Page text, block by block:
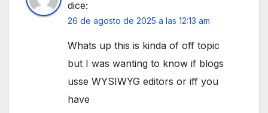
dice:
26 de agosto de 2025 a las 12:13 am
Whats up this is kinda of off topic
but I was wanting to know if blogs
usse WYSIWYG editors or iff you
have